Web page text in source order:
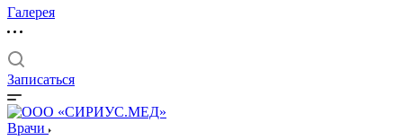
Галерея
Записаться
Врачи